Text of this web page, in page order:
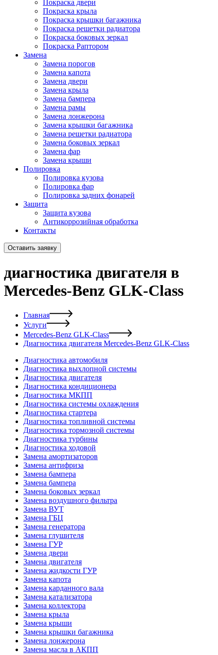
Покраска двери
Покраска крыла
Покраска крышки багажника
Покраска решетки радиатора
Покраска боковых зеркал
Покраска Раптором
Замена
Замена порогов
Замена капота
Замена двери
Замена крыла
Замена бампера
Замена рамы
Замена лонжерона
Замена крышки багажника
Замена решетки радиатора
Замена боковых зеркал
Замена фар
Замена крыши
Полировка
Полировка кузова
Полировка фар
Полировка задних фонарей
Защита
Защита кузова
Антикоррозийная обработка
Контакты
Оставить заявку
диагностика двигателя в
Mercedes-Benz GLK-Class
Главная
Услуги
Mercedes-Benz GLK-Class
Диагностика двигателя Mercedes-Benz GLK-Class
Диагностика автомобиля
Диагностика выхлопной системы
Диагностика двигателя
Диагностика кондиционера
Диагностика МКПП
Диагностика системы охлаждения
Диагностика стартера
Диагностика топливной системы
Диагностика тормозной системы
Диагностика турбины
Диагностика ходовой
Замена амортизаторов
Замена антифриза
Замена бампера
Замена бампера
Замена боковых зеркал
Замена воздушного фильтра
Замена ВУТ
Замена ГБЦ
Замена генератора
Замена глушителя
Замена ГУР
Замена двери
Замена двигателя
Замена жидкости ГУР
Замена капота
Замена карданного вала
Замена катализатора
Замена коллектора
Замена крыла
Замена крыши
Замена крышки багажника
Замена лонжерона
Замена масла в АКПП